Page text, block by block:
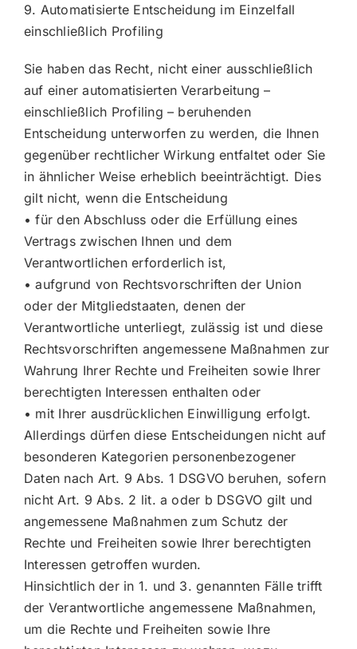
9. Automatisierte Entscheidung im Einzelfall
einschließlich Profiling
Sie haben das Recht, nicht einer ausschließlich
auf einer automatisierten Verarbeitung –
einschließlich Profiling – beruhenden
Entscheidung unterworfen zu werden, die Ihnen
gegenüber rechtlicher Wirkung entfaltet oder Sie
in ähnlicher Weise erheblich beeinträchtigt. Dies
gilt nicht, wenn die Entscheidung
• für den Abschluss oder die Erfüllung eines
Vertrags zwischen Ihnen und dem
Verantwortlichen erforderlich ist,
• aufgrund von Rechtsvorschriften der Union
oder der Mitgliedstaaten, denen der
Verantwortliche unterliegt, zulässig ist und diese
Rechtsvorschriften angemessene Maßnahmen zur
Wahrung Ihrer Rechte und Freiheiten sowie Ihrer
berechtigten Interessen enthalten oder
• mit Ihrer ausdrücklichen Einwilligung erfolgt.
Allerdings dürfen diese Entscheidungen nicht auf
besonderen Kategorien personenbezogener
Daten nach Art. 9 Abs. 1 DSGVO beruhen, sofern
nicht Art. 9 Abs. 2 lit. a oder b DSGVO gilt und
angemessene Maßnahmen zum Schutz der
Rechte und Freiheiten sowie Ihrer berechtigten
Interessen getroffen wurden.
Hinsichtlich der in 1. und 3. genannten Fälle trifft
der Verantwortliche angemessene Maßnahmen,
um die Rechte und Freiheiten sowie Ihre